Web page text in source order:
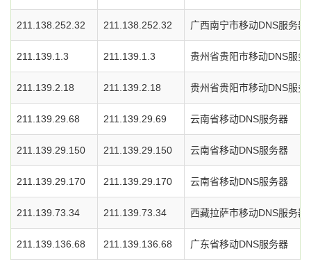
211.138.252.32 211.138.252.32 广西南宁市移动DNS服务器
211.139.1.3 211.139.1.3 贵州省贵阳市移动DNS服务
211.139.2.18 211.139.2.18 贵州省贵阳市移动DNS服务
211.139.29.68 211.139.29.69 云南省移动DNS服务器
211.139.29.150 211.139.29.150 云南省移动DNS服务器
211.139.29.170 211.139.29.170 云南省移动DNS服务器
211.139.73.34 211.139.73.34 西藏拉萨市移动DNS服务器
211.139.136.68 211.139.136.68 广东省移动DNS服务器